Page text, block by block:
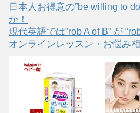
日本人お得意の”be willing to
か！
現代英語では”rob A of B” が
オンラインレッスン・お悩み